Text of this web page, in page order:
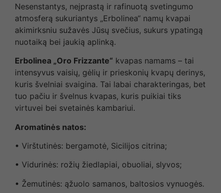
Nesenstantys, neįprastą ir rafinuotą svetingumo
atmosferą sukuriantys „Erbolinea“ namų kvapai
akimirksniu sužavės Jūsų svečius, sukurs ypatingą
nuotaiką bei jaukią aplinką.
Erbolinea „Oro Frizzante“ kvapas namams – tai
intensyvus vaisių, gėlių ir prieskonių kvapų derinys,
kuris švelniai svaigina. Tai labai charakteringas, bet
tuo pačiu ir švelnus kvapas, kuris puikiai tiks
virtuvei bei svetainės kambariui.
Aromatinės natos:
• Virštutinės: bergamotė, Sicilijos citrina;
• Vidurinės: rožių žiedlapiai, obuoliai, slyvos;
• Žemutinės: ąžuolo samanos, baltosios vynuogės.